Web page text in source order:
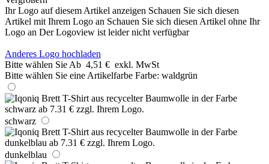
Ihr Logo auf diesem Artikel anzeigen Schauen Sie sich diesen
Artikel mit Ihrem Logo an Schauen Sie sich diesen Artikel ohne Ihr
Logo an Der Logoview ist leider nicht verfügbar
Anderes Logo hochladen
Bitte wählen Sie Ab 4,51 € exkl. MwSt
Bitte wählen Sie eine Artikelfarbe Farbe: waldgrün
schwarz
dunkelblau